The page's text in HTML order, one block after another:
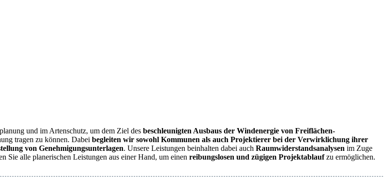
und im Artenschutz, um dem Ziel des beschleunigten Ausbaus der Windenergie von Freiflächen-
tragen zu können. Dabei begleiten wir sowohl Kommunen als auch Projektierer bei der Verwirklichung ihrer
von Genehmigungsunterlagen. Unsere Leistungen beinhalten dabei auch Raumwiderstandsanalysen im Zuge
Sie alle planerischen Leistungen aus einer Hand, um einen reibungslosen und zügigen Projektablaufzu ermöglichen.